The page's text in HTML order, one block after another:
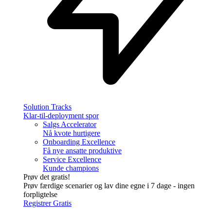
Solution Tracks
Klar-til-deployment spor
Salgs Accelerator
Nå kvote hurtigere
Onboarding Excellence
Få nye ansatte produktive
Service Excellence
Kunde champions
Prøv det gratis!
Prøv færdige scenarier og lav dine egne i 7 dage - ingen
forpligtelse
Registrer Gratis